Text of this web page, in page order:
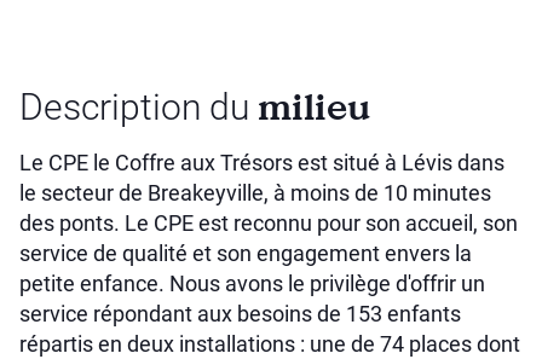
Description du milieu
Le CPE le Coffre aux Trésors est situé à Lévis dans
le secteur de Breakeyville, à moins de 10 minutes
des ponts. Le CPE est reconnu pour son accueil, son
service de qualité et son engagement envers la
petite enfance. Nous avons le privilège d'offrir un
service répondant aux besoins de 153 enfants
répartis en deux installations : une de 74 places dont